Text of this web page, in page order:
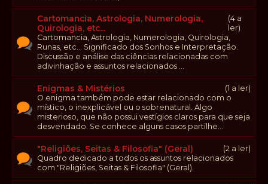
Cartomancia, Astrologia, Numerologia,
Quirologia, etc...
(4 a
ler)
Cartomancia, Astrologia, Numerologia, Quirologia,
Runas, etc... Significado dos Sonhos e Interpretação.
Discussão e análise das ciências relacionadas com
adivinhação e assuntos relacionados ...
Enigmas & Mistérios
(1 a ler)
O enigma também pode estar relacionado com o
místico, o inexplicável ou o sobrenatural. Algo
misterioso, que não possui vestígios claros para que seja
desvendado. Se conhece alguns casos partilhe...
"Religiões, Seitas & Filosofia" (Geral)
(2 a ler)
Quadro dedicado a todos os assuntos relacionados
com "Religiões, Seitas & Filosofia" (Geral).